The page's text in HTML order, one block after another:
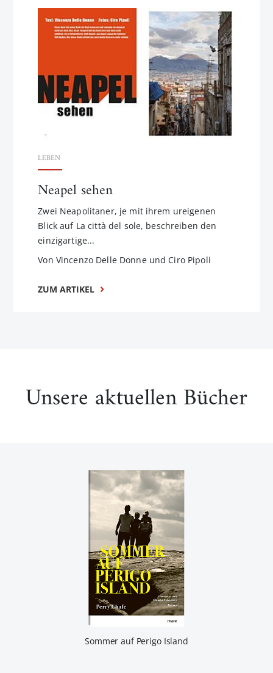
LEBEN
Neapel sehen
Zwei Neapolitaner, je mit ihrem ureigenen
Blick auf La città del sole, beschreiben den
einzigartige...
Von Vincenzo Delle Donne und Ciro Pipoli
ZUM ARTIKEL
Unsere aktuellen Bücher
Sommer auf Perigo Island